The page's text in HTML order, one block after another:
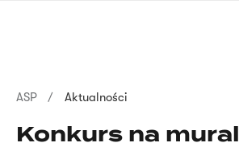
Ścieżka
nawigacyjna
ASP Aktualności
Konkurs na mural